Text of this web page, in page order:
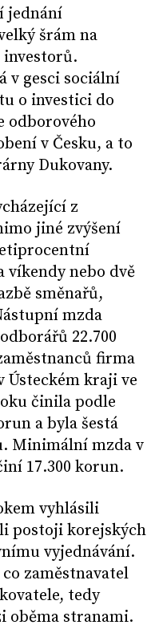
jednání
šrám na
v gesci sociální
o investici do
odborového
v Česku, a to
Dukovany.
z
jiné zvýšení
víkendy nebo dvě
směnařů,
mzda
22.700
firma
Ústeckém kraji ve
činila podle
a byla šestá
Minimální mzda v
17.300 korun.
vyhlásili
postoji korejských
vyjednávání.
zaměstnavatel
tedy
oběma stranami.